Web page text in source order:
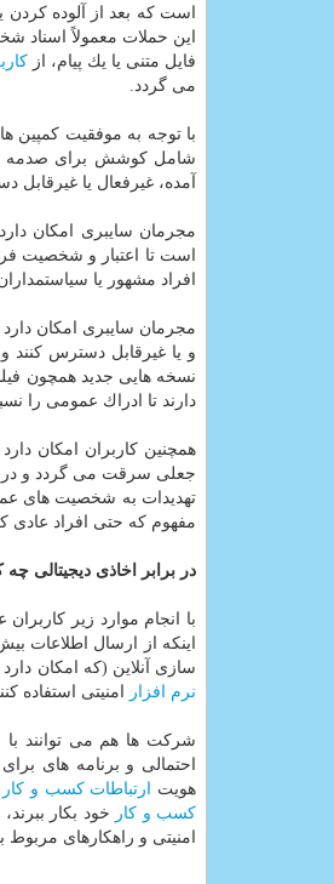
است كه بعد از آلوده
این حملات معمولاً اسناد
فایل متنی یا یك پیام، از
می گردد.
با توجه به موفقیت كمپین
شامل كوشش برای صدمه
آمده، غیرفعال یا
مجرمان سایبری امكان
است تا اعتبار و شخصیت
افراد مشهور یا
مجرمان سایبری امكان
و یا غیرقابل دسترس كنند
نسخه هایی جدید همچون
دارند تا ادراك عمومی را
همچنین كاربران امكان
جعلی سرقت می گردد و در
تهدیدات به شخصیت های
مفهوم كه حتی افراد عادی
در برابر اخاذی دیجیتالی چه
با انجام موارد زیر
اینكه از ارسال اطلاعات
سازی آنلاین (كه امكان
نرم افزار
امنیتی استفاده
شركت ها هم می توانند با
احتمالی و برنامه های
هویت
ارتباطات كسب و كار
كسب و كار
خود بكار
امنیتی و راهكارهای